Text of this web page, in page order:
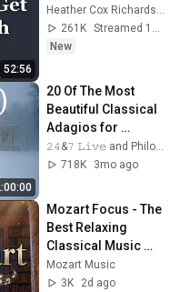
52:56
Heather Cox Richardson
261K
Streamed 1d ago
New
20 Of The Most
Beautiful Classical
Adagios for
Relaxation and
Peace in
𝟸𝟺&𝟽 𝙻𝚒𝚟𝚎 and Philosophical Instrumentals
718K
3mo ago
Mozart Focus - The
Best Relaxing
Classical Music
Ever By Mozart -
Music for Studying,
Mozart Music
3K
2d ago